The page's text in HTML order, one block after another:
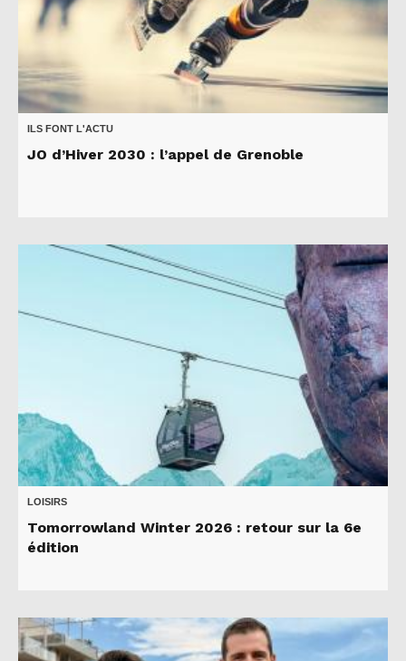
ILS FONT L'ACTU
JO d’Hiver 2030 : l’appel de Grenoble
LOISIRS
Tomorrowland Winter 2026 : retour sur la 6e
édition